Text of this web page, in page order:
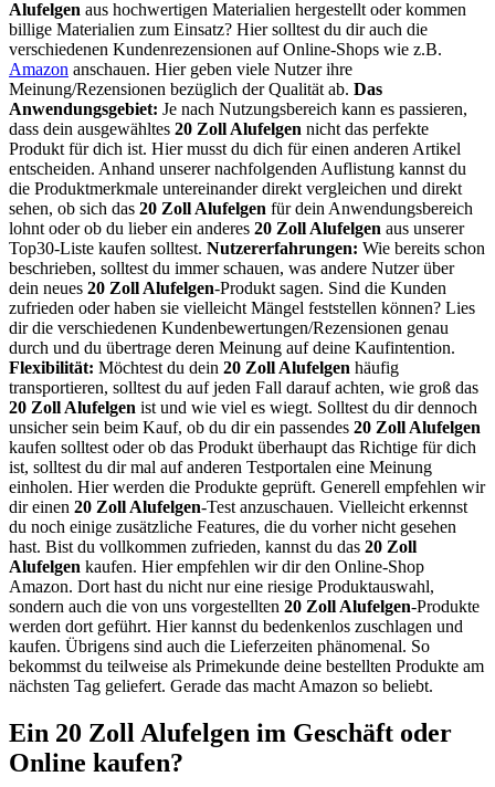
Alufelgen aus hochwertigen Materialien hergestellt oder kommen
billige Materialien zum Einsatz? Hier solltest du dir auch die
verschiedenen Kundenrezensionen auf Online-Shops wie z.B.
Amazon anschauen. Hier geben viele Nutzer ihre
Meinung/Rezensionen bezüglich der Qualität ab. Das
Anwendungsgebiet: Je nach Nutzungsbereich kann es passieren,
dass dein ausgewähltes 20 Zoll Alufelgen nicht das perfekte
Produkt für dich ist. Hier musst du dich für einen anderen Artikel
entscheiden. Anhand unserer nachfolgenden Auflistung kannst du
die Produktmerkmale untereinander direkt vergleichen und direkt
sehen, ob sich das 20 Zoll Alufelgen für dein Anwendungsbereich
lohnt oder ob du lieber ein anderes 20 Zoll Alufelgen aus unserer
Top30-Liste kaufen solltest. Nutzererfahrungen: Wie bereits schon
beschrieben, solltest du immer schauen, was andere Nutzer über
dein neues 20 Zoll Alufelgen-Produkt sagen. Sind die Kunden
zufrieden oder haben sie vielleicht Mängel feststellen können? Lies
dir die verschiedenen Kundenbewertungen/Rezensionen genau
durch und du übertrage deren Meinung auf deine Kaufintention.
Flexibilität: Möchtest du dein 20 Zoll Alufelgen häufig
transportieren, solltest du auf jeden Fall darauf achten, wie groß das
20 Zoll Alufelgen ist und wie viel es wiegt. Solltest du dir dennoch
unsicher sein beim Kauf, ob du dir ein passendes 20 Zoll Alufelgen
kaufen solltest oder ob das Produkt überhaupt das Richtige für dich
ist, solltest du dir mal auf anderen Testportalen eine Meinung
einholen. Hier werden die Produkte geprüft. Generell empfehlen wir
dir einen 20 Zoll Alufelgen-Test anzuschauen. Vielleicht erkennst
du noch einige zusätzliche Features, die du vorher nicht gesehen
hast. Bist du vollkommen zufrieden, kannst du das 20 Zoll
Alufelgen kaufen. Hier empfehlen wir dir den Online-Shop
Amazon. Dort hast du nicht nur eine riesige Produktauswahl,
sondern auch die von uns vorgestellten 20 Zoll Alufelgen-Produkte
werden dort geführt. Hier kannst du bedenkenlos zuschlagen und
kaufen. Übrigens sind auch die Lieferzeiten phänomenal. So
bekommst du teilweise als Primekunde deine bestellten Produkte am
nächsten Tag geliefert. Gerade das macht Amazon so beliebt.
Ein 20 Zoll Alufelgen im Geschäft oder
Online kaufen?